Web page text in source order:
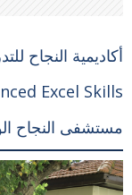
أكاديمية النجاح
مستشفى النجاح